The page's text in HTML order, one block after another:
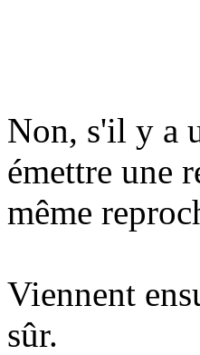
Non, s'il y a
émettre une
même
Viennent
sûr.